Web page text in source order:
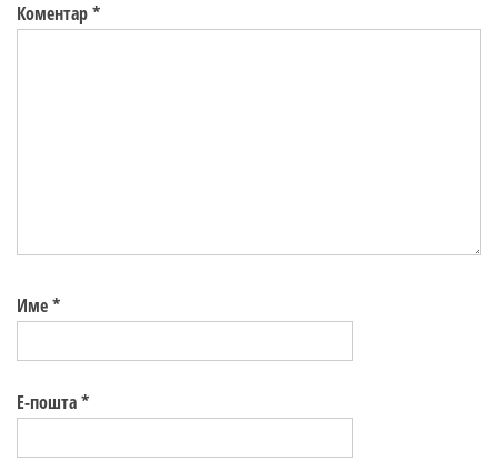
Коментар*
Име*
Е-пошта*